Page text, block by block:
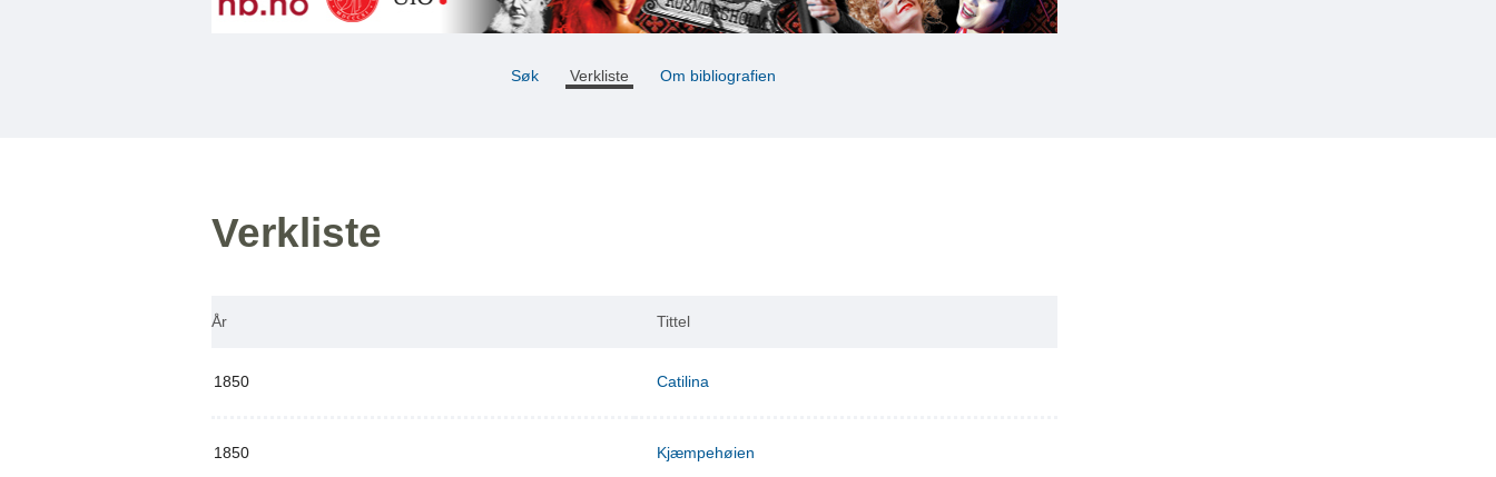
Søk Verkliste Om bibliografien
Verkliste
År Tittel
1850 Catilina
1850 Kjæmpehøien